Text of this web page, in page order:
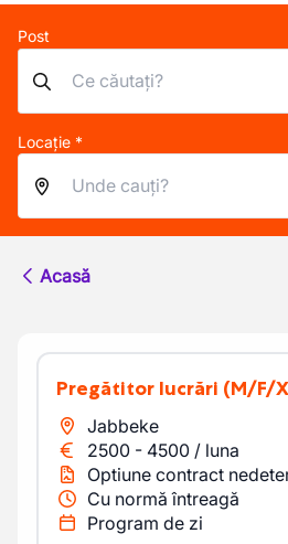
Post
Locație *
Acasă
Pregătitor lucrări (M/F/
Jabbeke
2500 - 4500 / luna
Optiune contract
Cu normă întreagă
Program de zi